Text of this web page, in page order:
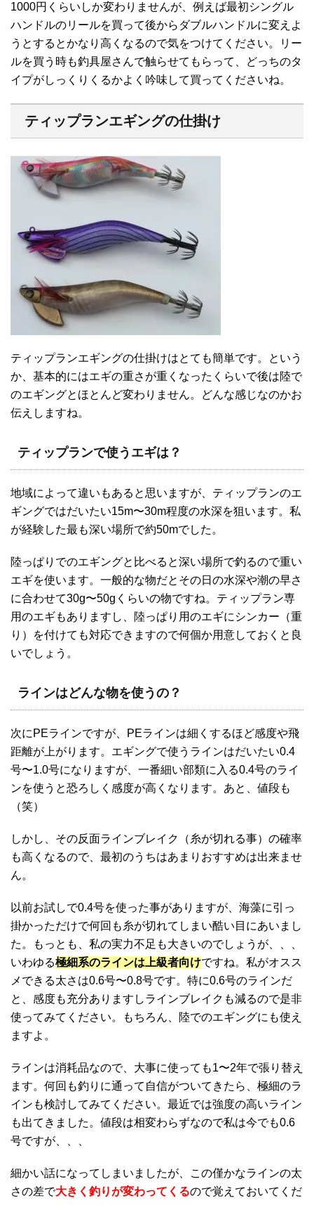
1000円くらいしか変わりませんが、例えば最初シングル
ハンドルのリールを買って後からダブルハンドルに変えよ
うとするとかなり高くなるので気をつけてください。リー
ルを買う時も釣具屋さんで触らせてもらって、どっちのタ
イプがしっくりくるかよく吟味して買ってくださいね。
ティップランエギングの仕掛け
ティップランエギングの仕掛けはとても簡単です。という
か、基本的にはエギの重さが重くなったくらいで後は陸で
のエギングとほとんど変わりません。どんな感じなのかお
伝えしますね。
ティップランで使うエギは？
地域によって違いもあると思いますが、ティップランのエ
ギングではだいたい15m〜30m程度の水深を狙います。私
が経験した最も深い場所で約50mでした。
陸っぱりでのエギングと比べると深い場所で釣るので重い
エギを使います。一般的な物だとその日の水深や潮の早さ
に合わせて30g〜50gくらいの物ですね。ティップラン専
用のエギもありますし、陸っぱり用のエギにシンカー（重
り）を付けても対応できますので何個か用意しておくと良
いでしょう。
ラインはどんな物を使うの？
次にPEラインですが、PEラインは細くするほど感度や飛
距離が上がります。エギングで使うラインはだいたい0.4
号〜1.0号になりますが、一番細い部類に入る0.4号のライ
ンを使うと恐ろしく感度が高くなります。あと、値段も
（笑）
しかし、その反面ラインブレイク（糸が切れる事）の確率
も高くなるので、最初のうちはあまりおすすめは出来ませ
ん。
以前お試しで0.4号を使った事がありますが、海藻に引っ
掛かっただけで何回も糸が切れてしまい酷い目にあいまし
た。もっとも、私の実力不足も大きいのでしょうが、、、
いわゆる極細系のラインは上級者向けですね。私がオスス
メできる太さは0.6号〜0.8号です。特に0.6号のラインだ
と、感度も充分ありますしラインブレイクも減るので是非
使ってみてください。もちろん、陸でのエギングにも使え
ますよ。
ラインは消耗品なので、大事に使っても1〜2年で張り替え
ます。何回も釣りに通って自信がついてきたら、極細のラ
インも検討してみてください。最近では強度の高いライン
も出てきました。値段は相変わらずなので私は今でも0.6
号ですが、、、
細かい話になってしまいましたが、この僅かなラインの太
さの差で大きく釣りが変わってくるので覚えておいてくだ